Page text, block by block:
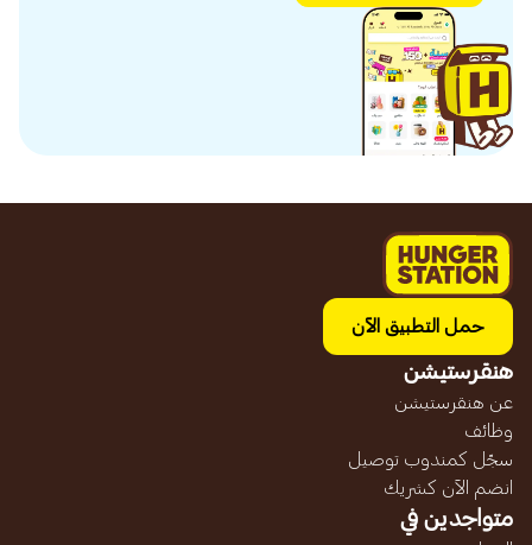
حمل التطبيق الآن
هنقرستيشن
عن هنقرستيشن
وظائف
سجّل كمندوب توصيل
انضم الآن كشريك
متواجدين في